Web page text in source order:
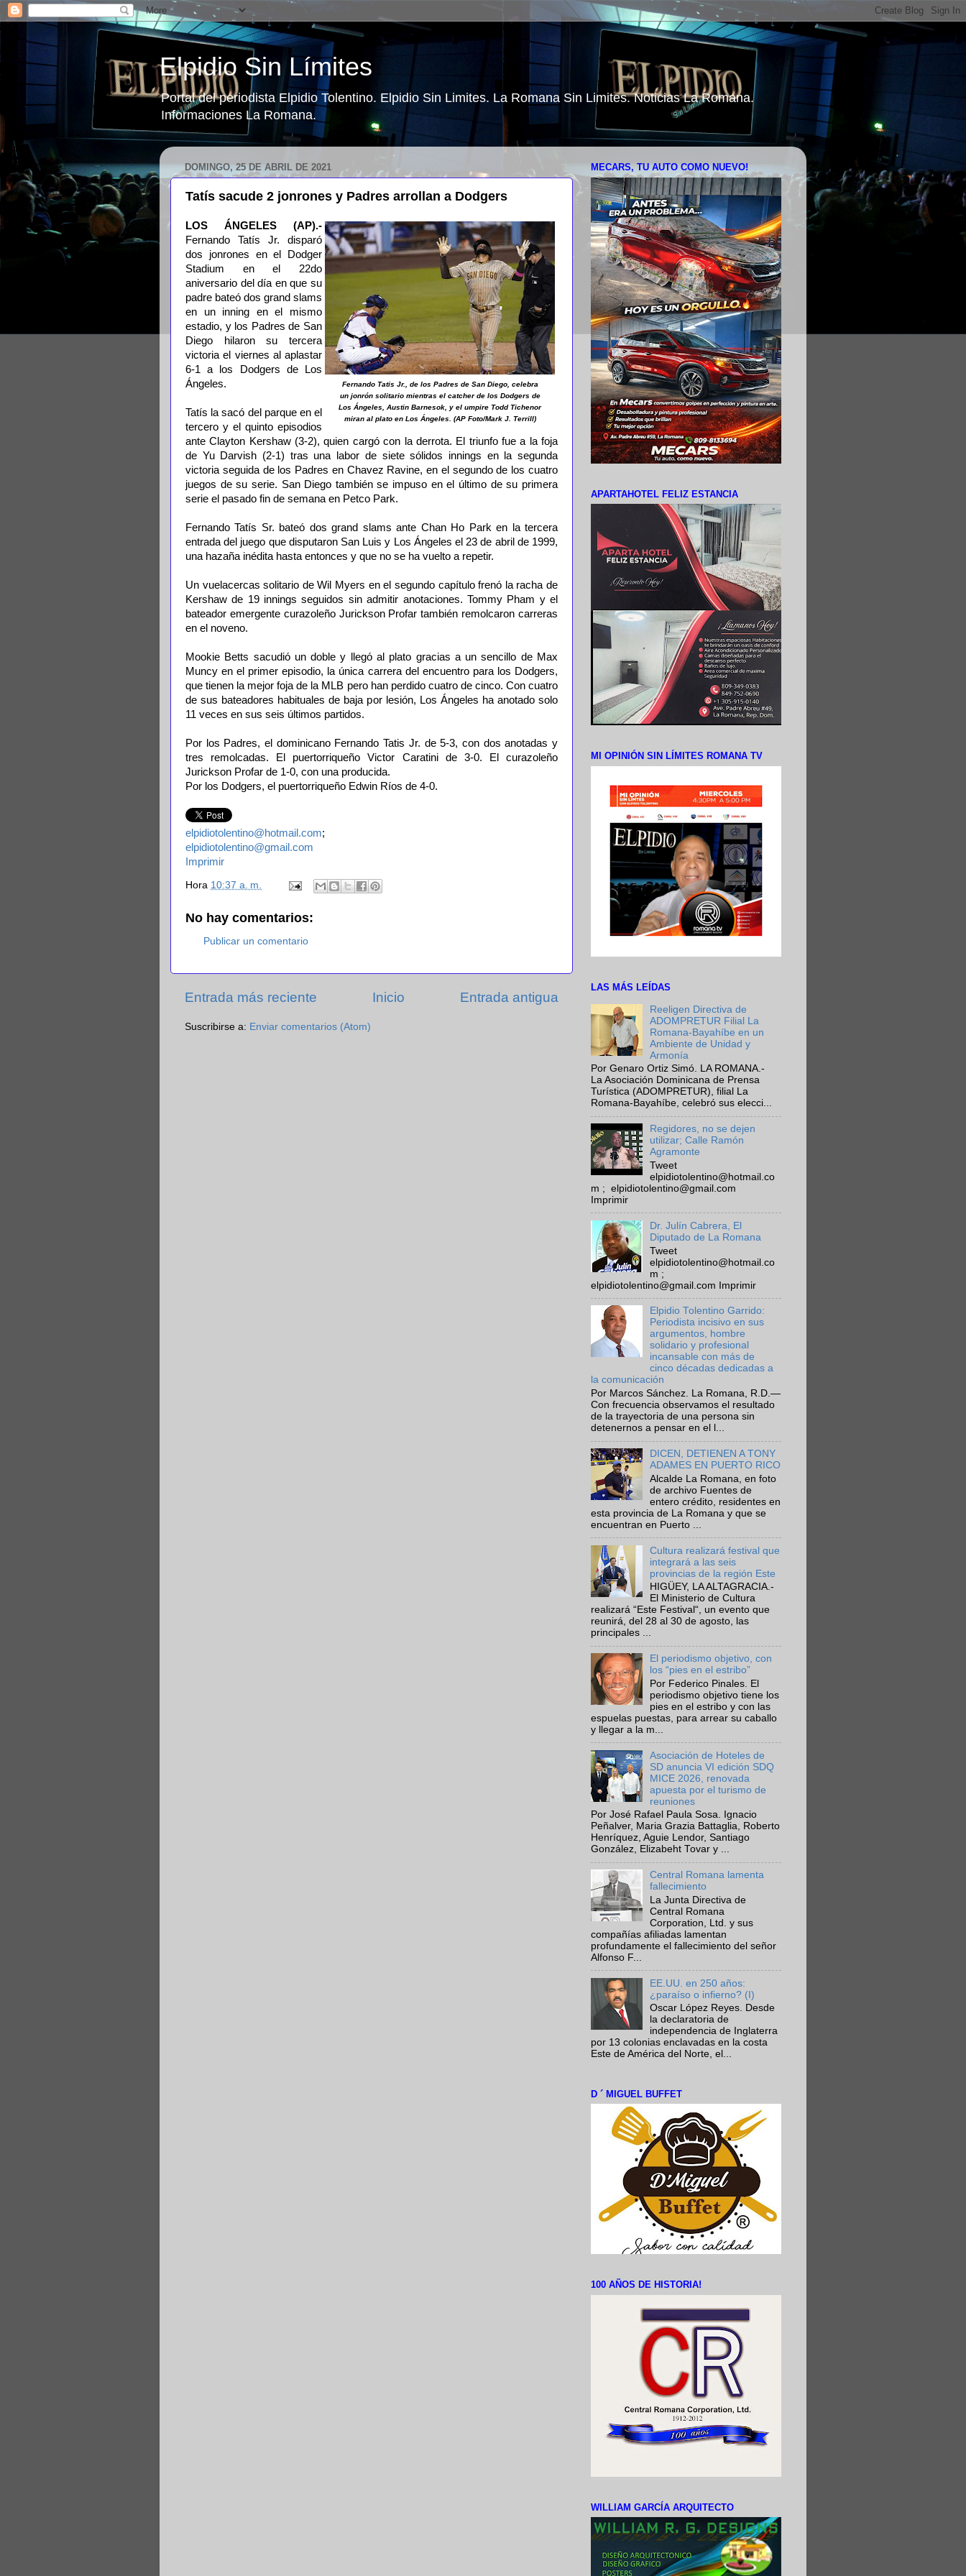
Elpidio Sin Límites
Portal del periodista Elpidio Tolentino. Elpidio Sin Limites. La Romana Sin Limites. Noticias La Romana.
Informaciones La Romana.
DOMINGO, 25 DE ABRIL DE 2021
Tatís sacude 2 jonrones y Padres arrollan a Dodgers
Fernando Tatis Jr., de los Padres de San Diego, celebra
un jonrón solitario mientras el catcher de los Dodgers de
Los Ángeles, Austin Barnesok, y el umpire Todd Tichenor
miran al plato en Los Ángeles. (AP Foto/Mark J. Terrill)
LOS ÁNGELES (AP).-
Fernando Tatís Jr. disparó
dos jonrones en el Dodger
Stadium en el 22do
aniversario del día en que su
padre bateó dos grand slams
en un inning en el mismo
estadio, y los Padres de San
Diego hilaron su tercera
victoria el viernes al aplastar
6-1 a los Dodgers de Los
Ángeles.
Tatís la sacó del parque en el
tercero y el quinto episodios
ante Clayton Kershaw (3-2), quien cargó con la derrota. El triunfo fue a la foja
de Yu Darvish (2-1) tras una labor de siete sólidos innings en la segunda
victoria seguida de los Padres en Chavez Ravine, en el segundo de los cuatro
juegos de su serie. San Diego también se impuso en el último de su primera
serie el pasado fin de semana en Petco Park.
Fernando Tatís Sr. bateó dos grand slams ante Chan Ho Park en la tercera
entrada del juego que disputaron San Luis y Los Ángeles el 23 de abril de 1999,
una hazaña inédita hasta entonces y que no se ha vuelto a repetir.
Un vuelacercas solitario de Wil Myers en el segundo capítulo frenó la racha de
Kershaw de 19 innings seguidos sin admitir anotaciones. Tommy Pham y el
bateador emergente curazoleño Jurickson Profar también remolcaron carreras
en el noveno.
Mookie Betts sacudió un doble y llegó al plato gracias a un sencillo de Max
Muncy en el primer episodio, la única carrera del encuentro para los Dodgers,
que tienen la mejor foja de la MLB pero han perdido cuatro de cinco. Con cuatro
de sus bateadores habituales de baja por lesión, Los Ángeles ha anotado solo
11 veces en sus seis últimos partidos.
Por los Padres, el dominicano Fernando Tatis Jr. de 5-3, con dos anotadas y
tres remolcadas. El puertorriqueño Victor Caratini de 3-0. El curazoleño
Jurickson Profar de 1-0, con una producida.
Por los Dodgers, el puertorriqueño Edwin Ríos de 4-0.
elpidiotolentino@hotmail.com;
elpidiotolentino@gmail.com
Imprimir
Hora 10:37 a. m.
No hay comentarios:
Publicar un comentario
Entrada más reciente Entrada antigua
Inicio
Suscribirse a: Enviar comentarios (Atom)
MECARS, TU AUTO COMO NUEVO!
APARTAHOTEL FELIZ ESTANCIA
MI OPINIÓN SIN LÍMITES ROMANA TV
LAS MÁS LEÍDAS
Reeligen Directiva de
ADOMPRETUR Filial La
Romana-Bayahíbe en un
Ambiente de Unidad y
Armonía
Por Genaro Ortiz Simó. LA ROMANA.-
La Asociación Dominicana de Prensa
Turística (ADOMPRETUR), filial La
Romana-Bayahíbe, celebró sus elecci...
Regidores, no se dejen
utilizar; Calle Ramón
Agramonte
Tweet
elpidiotolentino@hotmail.co
m ; elpidiotolentino@gmail.com
Imprimir
Dr. Julín Cabrera, El
Diputado de La Romana
Tweet
elpidiotolentino@hotmail.co
m ;
elpidiotolentino@gmail.com Imprimir
Elpidio Tolentino Garrido:
Periodista incisivo en sus
argumentos, hombre
solidario y profesional
incansable con más de
cinco décadas dedicadas a
la comunicación
Por Marcos Sánchez. La Romana, R.D.—
Con frecuencia observamos el resultado
de la trayectoria de una persona sin
detenernos a pensar en el l...
DICEN, DETIENEN A TONY
ADAMES EN PUERTO RICO
Alcalde La Romana, en foto
de archivo Fuentes de
entero crédito, residentes en
esta provincia de La Romana y que se
encuentran en Puerto ...
Cultura realizará festival que
integrará a las seis
provincias de la región Este
HIGÜEY, LA ALTAGRACIA.-
El Ministerio de Cultura
realizará “Este Festival“, un evento que
reunirá, del 28 al 30 de agosto, las
principales ...
El periodismo objetivo, con
los “pies en el estribo”
Por Federico Pinales. El
periodismo objetivo tiene los
pies en el estribo y con las
espuelas puestas, para arrear su caballo
y llegar a la m...
Asociación de Hoteles de
SD anuncia VI edición SDQ
MICE 2026, renovada
apuesta por el turismo de
reuniones
Por José Rafael Paula Sosa. Ignacio
Peñalver, Maria Grazia Battaglia, Roberto
Henríquez, Aguie Lendor, Santiago
González, Elizabeht Tovar y ...
Central Romana lamenta
fallecimiento
La Junta Directiva de
Central Romana
Corporation, Ltd. y sus
compañías afiliadas lamentan
profundamente el fallecimiento del señor
Alfonso F...
EE.UU. en 250 años:
¿paraíso o infierno? (I)
Oscar López Reyes. Desde
la declaratoria de
independencia de Inglaterra
por 13 colonias enclavadas en la costa
Este de América del Norte, el...
D ´ MIGUEL BUFFET
100 AÑOS DE HISTORIA!
WILLIAM GARCÍA ARQUITECTO